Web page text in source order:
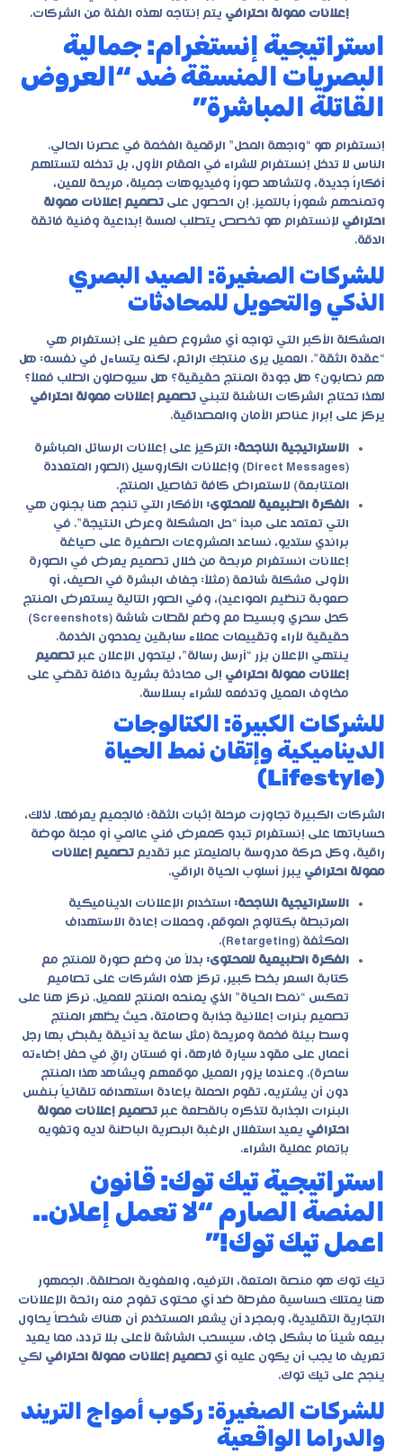
إعلانات ممولة احترافي يتم إنتاجه لهذه الفئة من الشركات.
استراتيجية إنستغرام: جمالية
البصريات المنسقة ضد “العروض
القاتلة المباشرة”
إنستغرام هو “واجهة المحل” الرقمية الفخمة في عصرنا الحالي.
الناس لا تدخل إنستغرام للشراء في المقام الأول، بل تدخله لتستلهم
أفكاراً جديدة، ولتشاهد صوراً وفيديوهات جميلة، مريحة للعين،
وتمنحهم شعوراً بالتميز. إن الحصول على تصميم إعلانات ممولة
احترافي لإنستغرام هو تخصص يتطلب لمسة إبداعية وفنية فائقة
الدقة.
للشركات الصغيرة: الصيد البصري
الذكي والتحويل للمحادثات
المشكلة الأكبر التي تواجه أي مشروع صغير على إنستغرام هي
“عقدة الثقة”. العميل يرى منتجكِ الرائع، لكنه يتساءل في نفسه: هل
هم نصابون؟ هل جودة المنتج حقيقية؟ هل سيوصلون الطلب فعلاً؟
لهذا تحتاج الشركات الناشئة لتبني تصميم إعلانات ممولة احترافي
يركز على إبراز عناصر الأمان والمصداقية.
الاستراتيجية الناجحة: التركيز على إعلانات الرسائل المباشرة
(Direct Messages) وإعلانات الكاروسيل (الصور المتعددة
المتتابعة) لاستعراض كافة تفاصيل المنتج.
الفكرة الطبيعية للمحتوى: الأفكار التي تنجح هنا بجنون هي
التي تعتمد على مبدأ “حل المشكلة وعرض النتيجة”. في
براندي ستديو، نساعد المشروعات الصغيرة على صياغة
إعلانات انستغرام مربحة من خلال تصميم يعرض في الصورة
الأولى مشكلة شائعة (مثلاً: جفاف البشرة في الصيف، أو
صعوبة تنظيم المواعيد)، وفي الصور التالية يستعرض المنتج
كحل سحري وبسيط مع وضع لقطات شاشة (Screenshots)
حقيقية لآراء وتقييمات عملاء سابقين يمدحون الخدمة.
ينتهي الإعلان بزر “أرسل رسالة”، ليتحول الإعلان عبر تصميم
إعلانات ممولة احترافي إلى محادثة بشرية دافئة تقضي على
مخاوف العميل وتدفعه للشراء بسلاسة.
للشركات الكبيرة: الكتالوجات
الديناميكية وإتقان نمط الحياة
(Lifestyle)
الشركات الكبيرة تجاوزت مرحلة إثبات الثقة؛ فالجميع يعرفها. لذلك،
حساباتها على إنستغرام تبدو كمعرض فني عالمي أو مجلة موضة
راقية، وكل حركة مدروسة بالمليمتر عبر تقديم تصميم إعلانات
ممولة احترافي يبرز أسلوب الحياة الراقي.
الاستراتيجية الناجحة: استخدام الإعلانات الديناميكية
المرتبطة بكتالوج الموقع، وحملات إعادة الاستهداف
المكثفة (Retargeting).
الفكرة الطبيعية للمحتوى: بدلاً من وضع صورة للمنتج مع
كتابة السعر بخط كبير، تركز هذه الشركات على تصاميم
تعكس “نمط الحياة” الذي يمنحه المنتج للعميل. نركز هنا على
تصميم بنرات إعلانية جذابة وصامتة، حيث يظهر المنتج
وسط بيئة فخمة ومريحة (مثل ساعة يد أنيقة يقبض بها رجل
أعمال على مقود سيارة فارهة، أو فستان راقٍ في حفل إضاءته
ساحرة). وعندما يزور العميل موقعهم ويشاهد هذا المنتج
دون أن يشتريه، تقوم الحملة بإعادة استهدافه تلقائياً بنفس
البنرات الجذابة لتذكره بالقطعة عبر تصميم إعلانات ممولة
احترافي يعيد استغلال الرغبة البصرية الباطنة لديه وتغويه
بإتمام عملية الشراء.
استراتيجية تيك توك: قانون
المنصة الصارم “لا تعمل إعلان..
اعمل تيك توك!”
تيك توك هو منصة المتعة، الترفيه، والعفوية المطلقة. الجمهور
هنا يمتلك حساسية مفرطة ضد أي محتوى تفوح منه رائحة الإعلانات
التجارية التقليدية، وبمجرد أن يشعر المستخدم أن هناك شخصاً يحاول
بيعه شيئاً ما بشكل جاف، سيسحب الشاشة لأعلى بلا تردد، مما يعيد
تعريف ما يجب أن يكون عليه أي تصميم إعلانات ممولة احترافي لكي
ينجح على تيك توك.
للشركات الصغيرة: ركوب أمواج التريند
والدراما الواقعية